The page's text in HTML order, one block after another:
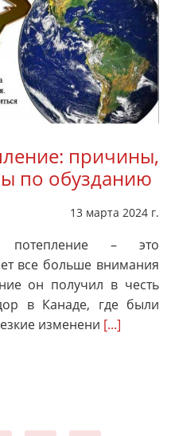
причины,
по обузданию
13 марта 2024 г.
потепление – это
все больше внимания
он получил в честь
в Канаде, где были
изменени [...]